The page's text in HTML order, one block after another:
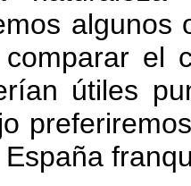
algunos
el
útiles